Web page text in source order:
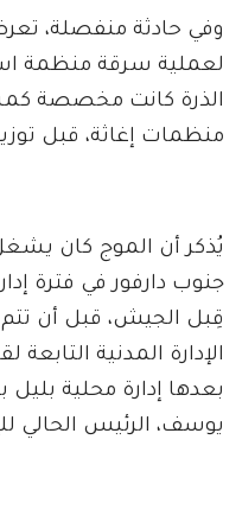
وفي حادثة منفصلة،
لعملية سرقة منظمة
الذرة كانت مخصصة
منظمات إغاثة، قبل
يُذكر أن الموج كان
جنوب دارفور في فترة
قِبل الجيش، قبل أن تتم
الإدارة المدنية
بعدها إدارة محلية
يوسف، الرئيس الحالي